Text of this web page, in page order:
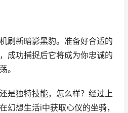
刷新暗影黑豹。准备好合适的
成功捕捉后它将成为你忠诚的
。
是独特技能，怎么样？经过上
幻想生活i中获取心仪的坐骑，